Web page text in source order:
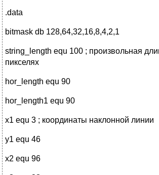
.data
bitmask db 128,64,32,16,8,4,2,1
string_length equ 100 ; произвольная
пикселях
hor_length equ 90
hor_length1 equ 90
x1 equ 3 ; координаты наклонной линии
y1 equ 46
x2 equ 96